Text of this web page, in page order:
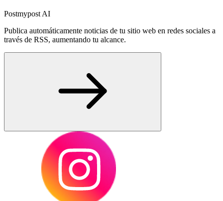
Postmypost AI
Publica automáticamente noticias de tu sitio web en redes sociales a
través de RSS, aumentando tu alcance.